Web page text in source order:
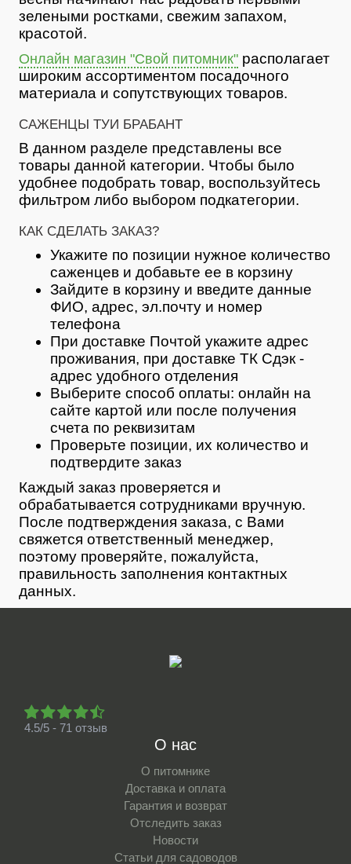
зелеными ростками, свежим запахом,
красотой.
Онлайн магазин "Свой питомник" располагает
широким ассортиментом посадочного
материала и сопутствующих товаров.
САЖЕНЦЫ ТУИ БРАБАНТ
В данном разделе представлены все
товары данной категории. Чтобы было
удобнее подобрать товар, воспользуйтесь
фильтром либо выбором подкатегории.
КАК СДЕЛАТЬ ЗАКАЗ?
Укажите по позиции нужное количество
саженцев и добавьте ее в корзину
Зайдите в корзину и введите данные
ФИО, адрес, эл.почту и номер
телефона
При доставке Почтой укажите адрес
проживания, при доставке ТК Сдэк -
адрес удобного отделения
Выберите способ оплаты: онлайн на
сайте картой или после получения
счета по реквизитам
Проверьте позиции, их количество и
подтвердите заказ
Каждый заказ проверяется и
обрабатывается сотрудниками вручную.
После подтверждения заказа, с Вами
свяжется ответственный менеджер,
поэтому проверяйте, пожалуйста,
правильность заполнения контактных
данных.
4.5/5 - 71 отзыв
О нас
О питомнике
Доставка и оплата
Гарантия и возврат
Отследить заказ
Новости
Статьи для садоводов